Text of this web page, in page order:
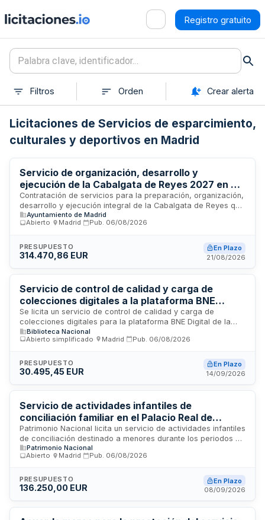
Registro gratuito
Filtros Orden Crear alerta
Licitaciones de Servicios de esparcimiento,
culturales y deportivos en Madrid
Servicio de organización, desarrollo y
ejecución de la Cabalgata de Reyes 2027 en el
distrito de Latina
Contratación de servicios para la preparación, organización,
desarrollo y ejecución integral de la Cabalgata de Reyes que
discurrirá por diversas calles del Distrito de Latina. El
adjudicatario será responsable de la gestión completa
de medios y equipos técnicos y humanos, trabajos
preparatorios previos, recogida y transporte de carrozas,
seguridad de todas las prestaciones necesarias para el
correcto desarrollo del evento.
Ayuntamiento de Madrid
Abierto
Madrid Pub. 06/08/2026
PRESUPUESTO
314.470,86 EUR
En Plazo
21/08/2026
Servicio de control de calidad y carga de
colecciones digitales a la plataforma BNE
Digital de la Biblioteca Nacional de España
Se licita un servicio de control de calidad y carga de
colecciones digitales para la plataforma BNE Digital de la
Biblioteca Nacional de España. El servicio incluye tareas de
planificación, coordinación de proyectos, control
organización de contenidos. La empresa adjudicataria debe
contar con personal cualificado que incluya coordinadores
digitalización y gestión de objetos digitales.
Biblioteca Nacional
Abierto simplificado
Madrid Pub. 06/08/2026
PRESUPUESTO
30.495,45 EUR
En Plazo
14/09/2026
Servicio de actividades infantiles de
conciliación familiar en el Palacio Real de
Madrid y delegación de El Pardo durante
periodos no lectivos de 2027 y 2028
Patrimonio Nacional licita un servicio de actividades infantiles
de conciliación destinado a menores durante los periodos no
lectivos de Semana Santa, verano, Navidad y tres días
individuales no lectivos en 2027. Las actividades se
Delegación de El Pardo, con una participación estimada de
30 a 70 menores según el periodo. El servicio incluye
material fungible.
Patrimonio Nacional
Abierto
Madrid Pub. 06/08/2026
PRESUPUESTO
136.250,00 EUR
En Plazo
08/09/2026